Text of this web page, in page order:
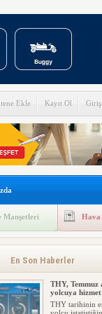
Ekle Kayıt Ol Giriş
Manşetleri Hava
En Son Haberler
THY, Temmuz
yolcuya
THY tarihinin